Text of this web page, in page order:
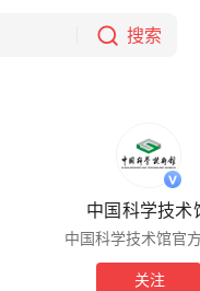
搜索
中国科学技术
中国科学技术馆官
关注